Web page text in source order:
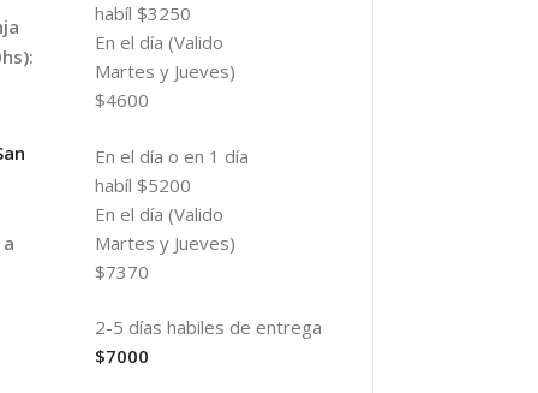
habíl $3250
En el día (Valido
Martes y Jueves)
$4600
En el día o en 1 día
habíl $5200
En el día (Valido
Martes y Jueves)
$7370
2-5 días habiles de entrega
$7000